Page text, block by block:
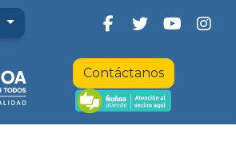
Contáctanos